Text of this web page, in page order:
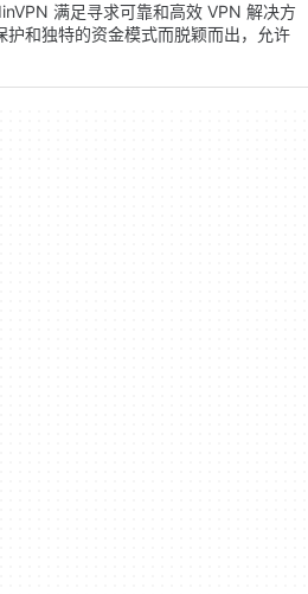
满足寻求可靠和高效 VPN 解决方
和独特的资金模式而脱颖而出，允许